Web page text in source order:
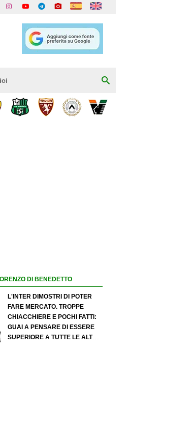
DI BENEDETTO
L'INTER DIMOSTRI DI POTER
FARE MERCATO. TROPPE
CHIACCHIERE E POCHI FATTI:
GUAI A PENSARE DI ESSERE
SUPERIORE A TUTTE LE ALTRE